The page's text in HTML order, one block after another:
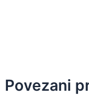
Povezani